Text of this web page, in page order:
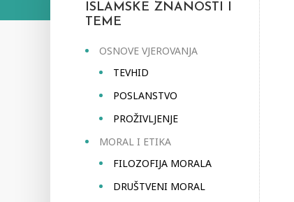
ISLAMSKE ZNANOSTI I
TEME
OSNOVE VJEROVANJA
TEVHID
POSLANSTVO
PROŽIVLJENJE
MORAL I ETIKA
FILOZOFIJA MORALA
DRUŠTVENI MORAL